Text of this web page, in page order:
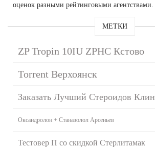
оценок разными рейтинговыми агентствами.
МЕТКИ
ZP Tropin 10IU ZPHC Кстово
Torrent Верхоянск
Заказать Лучший Стероидов Клин
Оксандролон + Станазолол Арсеньев
Тестовер П со скидкой Стерлитамак